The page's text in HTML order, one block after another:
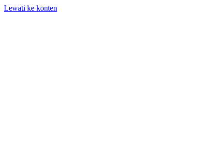
Lewati ke konten